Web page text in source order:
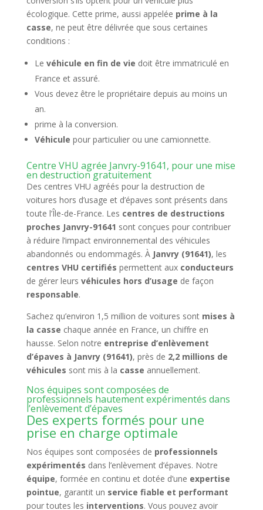
écologique. Cette prime, aussi appelée prime à la
casse, ne peut être délivrée que sous certaines
conditions :
Le véhicule en fin de vie doit être immatriculé en
France et assuré.
Vous devez être le propriétaire depuis au moins un
an.
prime à la conversion.
Véhicule pour particulier ou une camionnette.
Centre VHU agrée Janvry-91641, pour une mise
en destruction gratuitement
Des centres VHU agréés pour la destruction de
voitures hors d’usage et d’épaves sont présents dans
toute l’Île-de-France. Les centres de destructions
proches Janvry-91641 sont conçues pour contribuer
à réduire l’impact environnemental des véhicules
abandonnés ou endommagés. À Janvry (91641), les
centres VHU certifiés permettent aux conducteurs
de gérer leurs véhicules hors d’usage de façon
responsable.
Sachez qu’environ 1,5 million de voitures sont mises à
la casse chaque année en France, un chiffre en
hausse. Selon notre entreprise d’enlèvement
d’épaves à Janvry (91641), près de 2,2 millions de
véhicules sont mis à la casse annuellement.
Nos équipes sont composées de
professionnels hautement expérimentés dans
l’enlèvement d’épaves
Des experts formés pour une
prise en charge optimale
Nos équipes sont composées de professionnels
expérimentés dans l’enlèvement d’épaves. Notre
équipe, formée en continu et dotée d’une expertise
pointue, garantit un service fiable et performant
pour toutes les interventions. Vous pouvez avoir